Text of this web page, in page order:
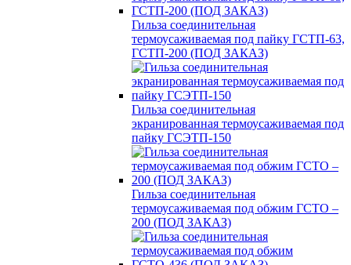
Гильза соединительная
термоусаживаемая под пайку ГСТП-63,
ГСТП-200 (ПОД ЗАКАЗ)
Гильза соединительная
экранированная термоусаживаемая под
пайку ГСЭТП-150
Гильза соединительная
термоусаживаемая под обжим ГСТО –
200 (ПОД ЗАКАЗ)